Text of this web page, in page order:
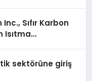
Sıfır Karbon
Isıtma
sektörüne giriş